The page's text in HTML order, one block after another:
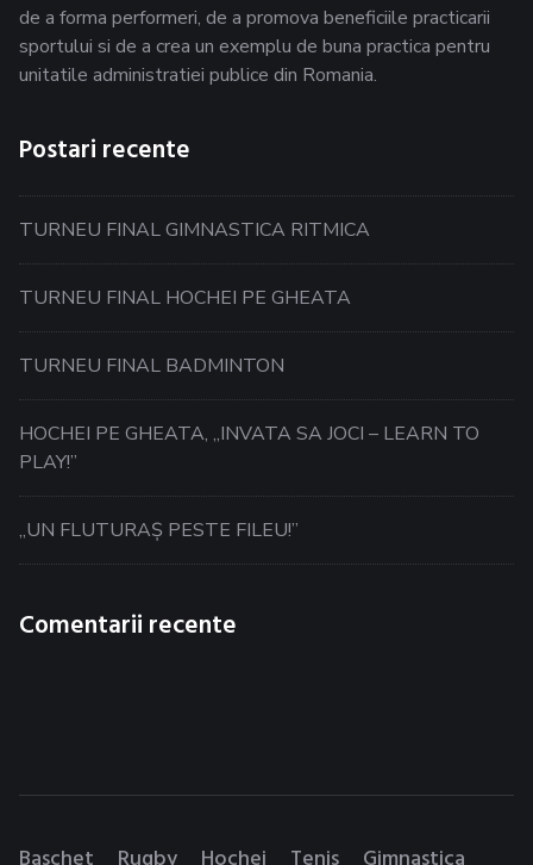
de a forma performeri, de a promova beneficiile practicarii
sportului si de a crea un exemplu de buna practica pentru
unitatile administratiei publice din Romania.
Postari recente
TURNEU FINAL GIMNASTICA RITMICA
TURNEU FINAL HOCHEI PE GHEATA
TURNEU FINAL BADMINTON
HOCHEI PE GHEATA, „INVATA SA JOCI – LEARN TO
PLAY!”
„UN FLUTURAȘ PESTE FILEU!”
Comentarii recente